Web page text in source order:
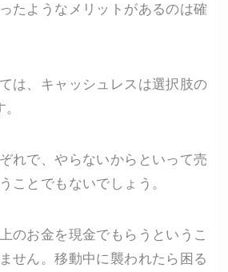
たようなメリットがあるのは確
は、キャッシュレスは選択肢の
れで、やらないからといって売
ことでもないでしょう。
のお金を現金でもらうというこ
せん。移動中に襲われたら困る